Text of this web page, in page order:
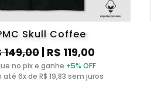
Skull Coffee
149,00| R$ 119,00
no pix e ganhe +5% OFF
até 6x de R$ 19,83 sem juros